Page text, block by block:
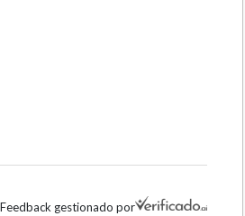
Feedback gestionado por